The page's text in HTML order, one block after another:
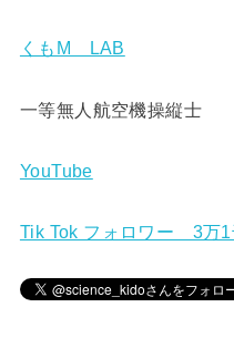
くもM LAB
一等無人航空機操縦士
YouTube
Tik Tok フォロワー 3万1